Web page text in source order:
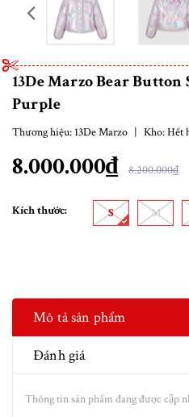
13De Marzo Bear
Purple
Thương hiệu: 13De Marzo | Kho:Hết
8.000.000₫ 8.200.000₫
Kích thước: S M
Mô tả sản phẩm
Đánh giá
Thông tin sản phẩm đang được cập